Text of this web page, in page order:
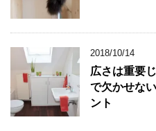
2018/10/14
広さは重要
で欠かせな
ント